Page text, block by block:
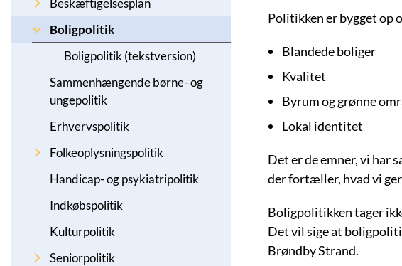
Beskæftigelsesplan
Boligpolitik
Boligpolitik (tekstversion)
Sammenhængende børne- og
ungepolitik
Erhvervspolitik
Folkeoplysningspolitik
Handicap- og psykiatripolitik
Indkøbspolitik
Kulturpolitik
Seniorpolitik
Politikken er bygget op
Blandede boliger
Kvalitet
Byrum og grønne
Lokal identitet
Det er de emner, vi
der fortæller, hvad vi
Boligpolitikken tager
Det vil sige at
Brøndby Strand.